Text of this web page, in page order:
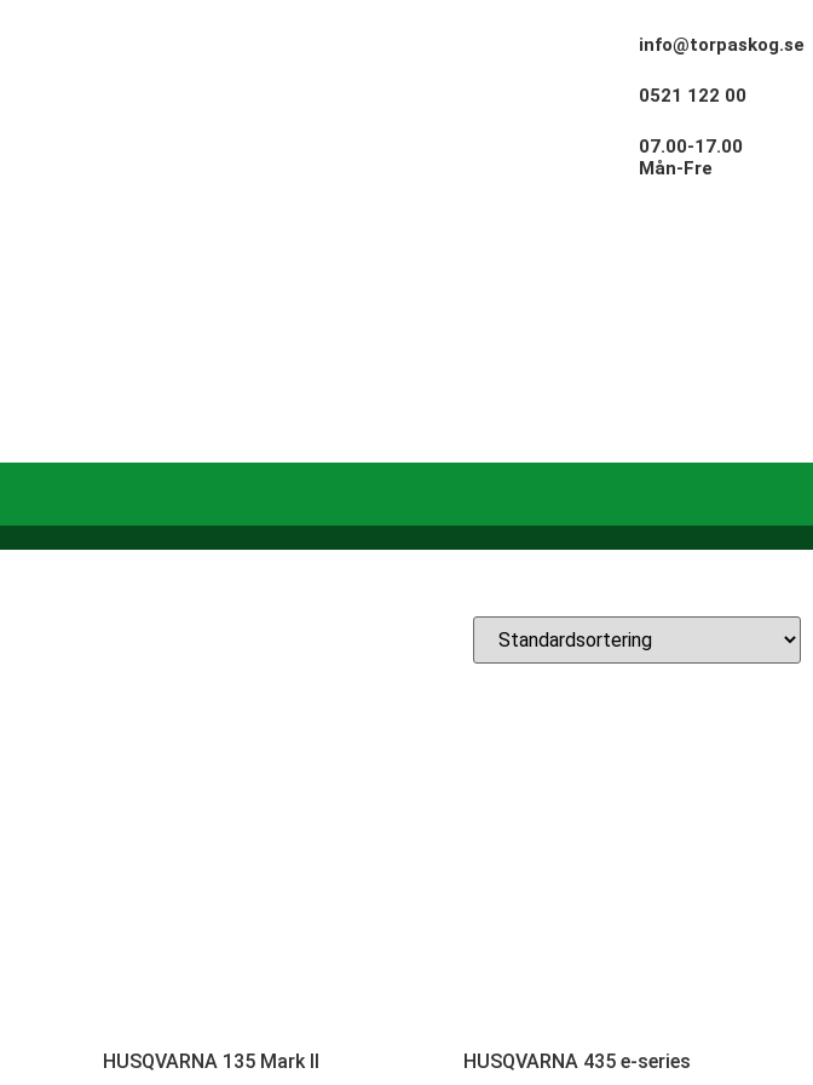
info@torpaskog.se
0521 122 00
07.00-17.00
Mån-Fre
HUSQVARNA 135 Mark II HUSQVARNA 435 e-series